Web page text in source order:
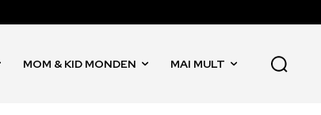
MOM & KID MONDEN MAI MULT